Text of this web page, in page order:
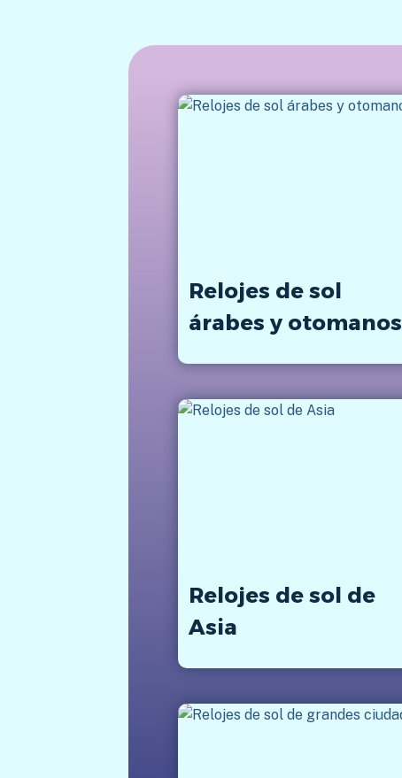
Relojes de sol
árabes y otomanos
Relojes de sol de
Asia